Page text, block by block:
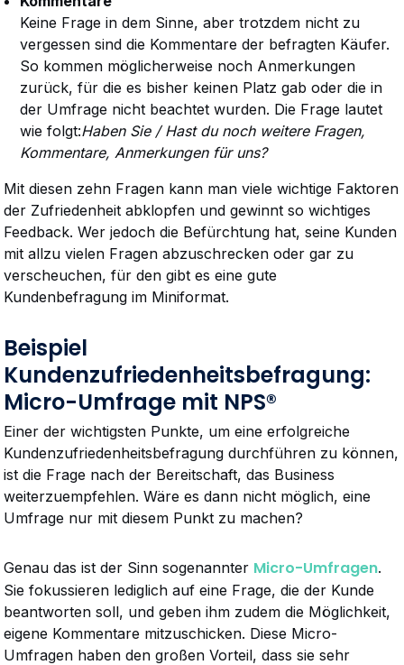
Keine Frage in dem Sinne, aber trotzdem nicht zu
vergessen sind die Kommentare der befragten Käufer.
So kommen möglicherweise noch Anmerkungen
zurück, für die es bisher keinen Platz gab oder die in
der Umfrage nicht beachtet wurden. Die Frage lautet
wie folgt:Haben Sie / Hast du noch weitere Fragen,
Kommentare, Anmerkungen für uns?
Mit diesen zehn Fragen kann man viele wichtige Faktoren
der Zufriedenheit abklopfen und gewinnt so wichtiges
Feedback. Wer jedoch die Befürchtung hat, seine Kunden
mit allzu vielen Fragen abzuschrecken oder gar zu
verscheuchen, für den gibt es eine gute
Kundenbefragung im Miniformat.
Beispiel
Kundenzufriedenheitsbefragung:
Micro-Umfrage mit NPS®
Einer der wichtigsten Punkte, um eine erfolgreiche
Kundenzufriedenheitsbefragung durchführen zu können,
ist die Frage nach der Bereitschaft, das Business
weiterzuempfehlen. Wäre es dann nicht möglich, eine
Umfrage nur mit diesem Punkt zu machen?
Genau das ist der Sinn sogenannter Micro-Umfragen.
Sie fokussieren lediglich auf eine Frage, die der Kunde
beantworten soll, und geben ihm zudem die Möglichkeit,
eigene Kommentare mitzuschicken. Diese Micro-
Umfragen haben den großen Vorteil, dass sie sehr